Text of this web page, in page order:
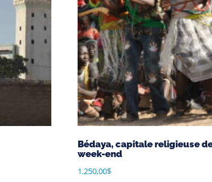
Bédaya, capitale religieuse
week-end
1.250,00$